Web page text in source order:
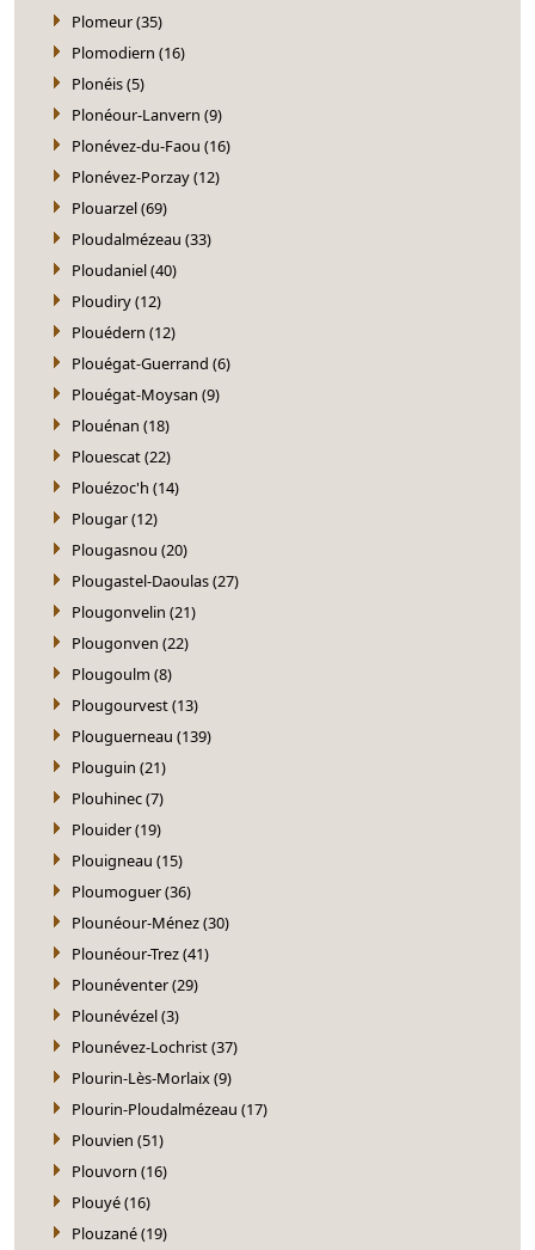
Plomeur (35)
Plomodiern (16)
Plonéis (5)
Plonéour-Lanvern (9)
Plonévez-du-Faou (16)
Plonévez-Porzay (12)
Plouarzel (69)
Ploudalmézeau (33)
Ploudaniel (40)
Ploudiry (12)
Plouédern (12)
Plouégat-Guerrand (6)
Plouégat-Moysan (9)
Plouénan (18)
Plouescat (22)
Plouézoc'h (14)
Plougar (12)
Plougasnou (20)
Plougastel-Daoulas (27)
Plougonvelin (21)
Plougonven (22)
Plougoulm (8)
Plougourvest (13)
Plouguerneau (139)
Plouguin (21)
Plouhinec (7)
Plouider (19)
Plouigneau (15)
Ploumoguer (36)
Plounéour-Ménez (30)
Plounéour-Trez (41)
Plounéventer (29)
Plounévézel (3)
Plounévez-Lochrist (37)
Plourin-Lès-Morlaix (9)
Plourin-Ploudalmézeau (17)
Plouvien (51)
Plouvorn (16)
Plouyé (16)
Plouzané (19)